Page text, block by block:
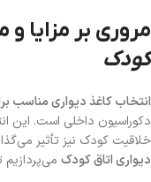
مروری بر مزایا
کودک
انتخاب کاغذ دیواری مناسب
دکوراسیون داخلی است. این
خلاقیت کودک نیز تأثیر
دیواری اتاق کودک می‌پردازیم